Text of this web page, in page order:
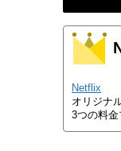
Netflix
オリジナ
3つの料